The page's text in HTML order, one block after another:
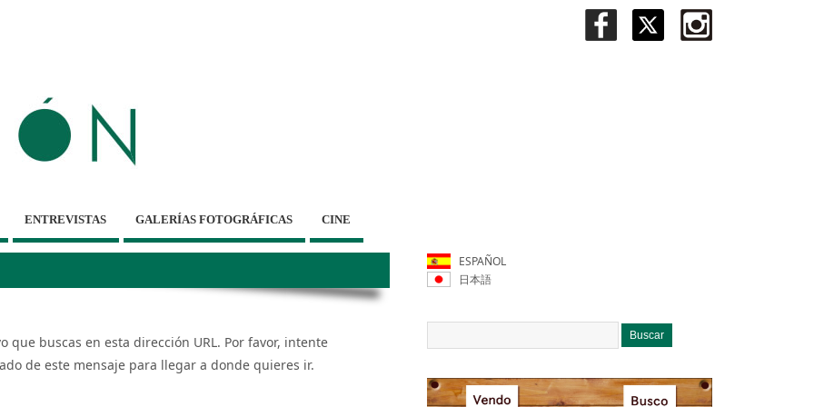
ENTREVISTAS GALERÍAS FOTOGRÁFICAS CINE
buscas en esta dirección URL. Por favor, intente
de este mensaje para llegar a donde quieres ir.
ESPAÑOL
日本語